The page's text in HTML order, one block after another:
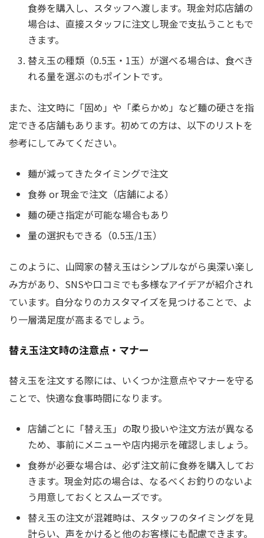
食券を購入し、スタッフへ渡します。現金対応店舗の
場合は、直接スタッフに注文し現金で支払うこともで
きます。
替え玉の種類（0.5玉・1玉）が選べる場合は、食べき
れる量を選ぶのもポイントです。
また、注文時に「固め」や「柔らかめ」など麺の硬さを指
定できる店舗もあります。初めての方は、以下のリストを
参考にしてみてください。
麺が減ってきたタイミングで注文
食券 or 現金で注文（店舗による）
麺の硬さ指定が可能な場合もあり
量の選択もできる（0.5玉/1玉）
このように、山岡家の替え玉はシンプルながら奥深い楽し
み方があり、SNSや口コミでも多様なアイデアが紹介され
ています。自分なりのカスタマイズを見つけることで、よ
り一層満足度が高まるでしょう。
替え玉注文時の注意点・マナー
替え玉を注文する際には、いくつか注意点やマナーを守る
ことで、快適な食事時間になります。
店舗ごとに「替え玉」の取り扱いや注文方法が異なる
ため、事前にメニューや店内掲示を確認しましょう。
食券が必要な場合は、必ず注文前に食券を購入してお
きます。現金対応の場合は、なるべくお釣りのないよ
う用意しておくとスムーズです。
替え玉の注文が混雑時は、スタッフのタイミングを見
計らい、声をかけると他のお客様にも配慮できます。